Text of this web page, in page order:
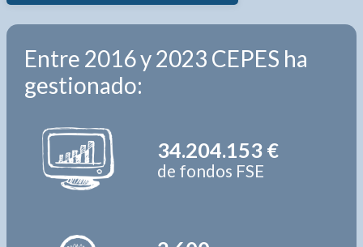
Entre 2016 y 2023 CEPES ha
gestionado:
34.204.153 €
de fondos FSE